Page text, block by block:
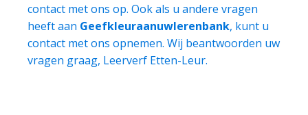
contact met ons op. Ook als u andere vragen
heeft aan Geefkleuraanuwlerenbank, kunt u
contact met ons opnemen. Wij beantwoorden uw
vragen graag, Leerverf Etten-Leur.